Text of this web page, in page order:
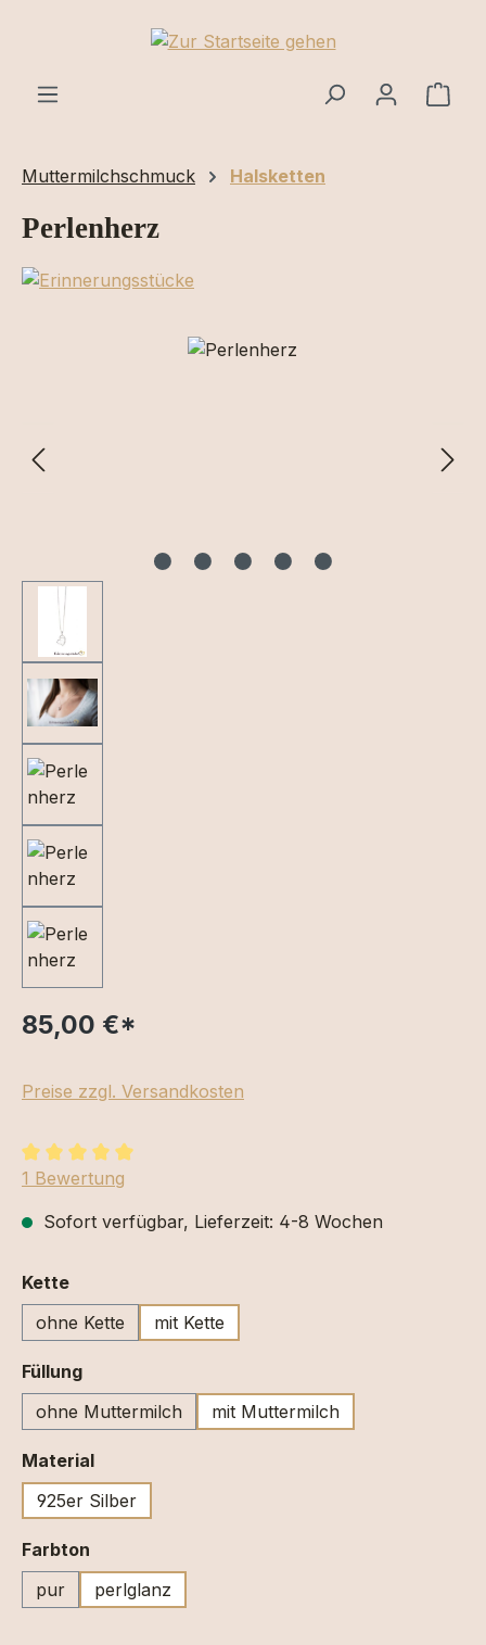
Zum Hauptinhalt springen
Muttermilchschmuck Halsketten
Perlenherz
Bildergalerie überspringen
85,00 €*
Preise zzgl. Versandkosten
Durchschnittliche Bewertung von 5 von 5 Sternen
1 Bewertung
Sofort verfügbar, Lieferzeit: 4-8 Wochen
Ketteauswählen
ohne Kette
mit Kette
Füllungauswählen
ohne Muttermilch
mit Muttermilch
Materialauswählen
925er Silber
Farbton
pur
perlglanz